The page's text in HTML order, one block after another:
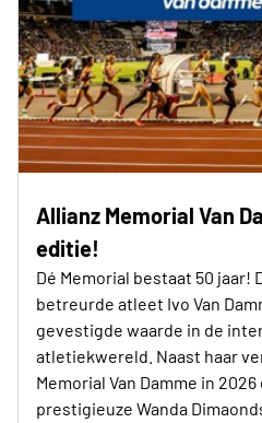
Allianz Memorial Van
editie!
Dé Memorial bestaat 50 jaar!
betreurde atleet Ivo Van
gevestigde waarde in de
atletiekwereld. Naast haar
Memorial Van Damme in
prestigieuze Wanda